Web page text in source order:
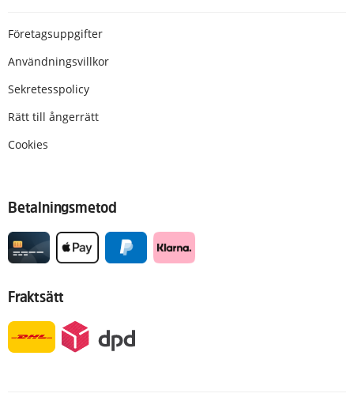
Företagsuppgifter
Användningsvillkor
Sekretesspolicy
Rätt till ångerrätt
Cookies
Betalningsmetod
Fraktsätt